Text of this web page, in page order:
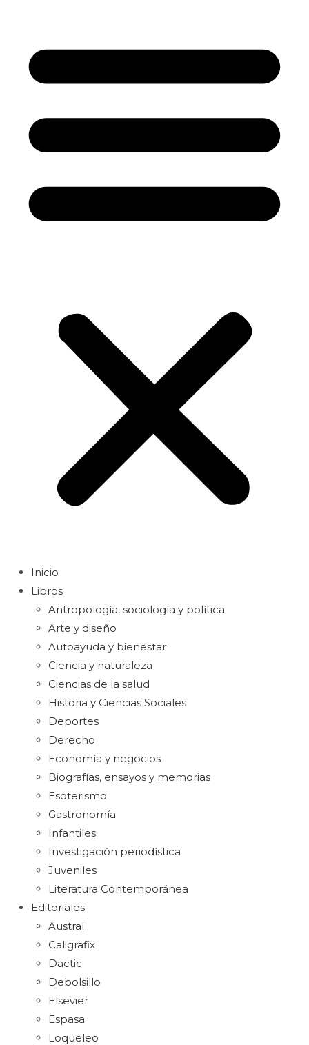
Inicio
Libros
Antropología, sociología y política
Arte y diseño
Autoayuda y bienestar
Ciencia y naturaleza
Ciencias de la salud
Historia y Ciencias Sociales
Deportes
Derecho
Economía y negocios
Biografías, ensayos y memorias
Esoterismo
Gastronomía
Infantiles
Investigación periodística
Juveniles
Literatura Contemporánea
Editoriales
Austral
Caligrafix
Dactic
Debolsillo
Elsevier
Espasa
Loqueleo